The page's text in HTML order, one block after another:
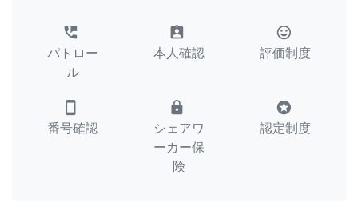
perm_phone_msg
パトロー
ル
assignment_ind
本人確認
tag_faces
評価制度
smartphone
番号確認
lock
シェアワ
ーカー保
険
stars
認定制度